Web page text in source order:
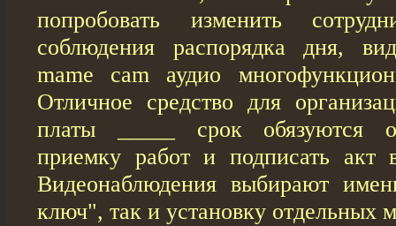
попробовать изменить
соблюдения распорядка дня,
mame cam аудио
Отличное средство для
платы _____ срок обязуются
приемку работ и подписать акт
Видеонаблюдения выбирают
ключ", так и установку отдельных